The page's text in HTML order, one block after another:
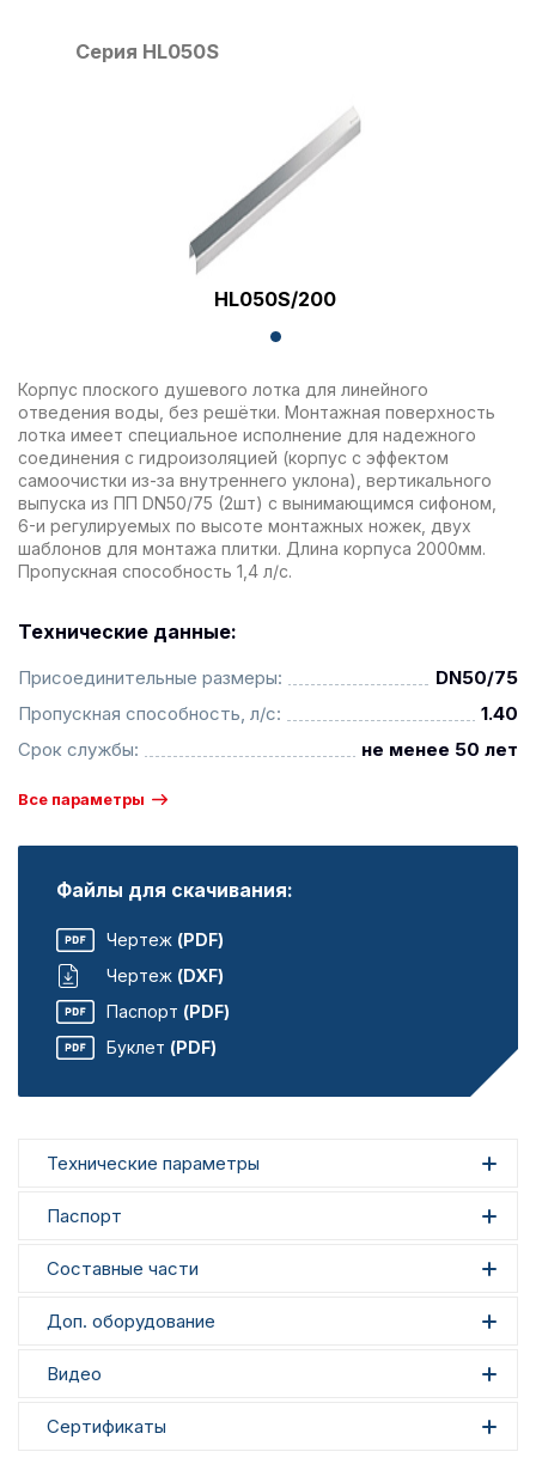
Серия HL050S
HL050S/200
Корпус плоского душевого лотка для линейного
отведения воды, без решётки. Монтажная поверхность
лотка имеет специальное исполнение для надежного
соединения с гидроизоляцией (корпус с эффектом
самоочистки из-за внутреннего уклона), вертикального
выпуска из ПП DN50/75 (2шт) с вынимающимся сифоном,
6-и регулируемых по высоте монтажных ножек, двух
шаблонов для монтажа плитки. Длина корпуса 2000мм.
Пропускная способность 1,4 л/с.
Технические данные:
Присоединительные размеры:
DN50/75
Пропускная способность, л/с:
1.40
Срок службы:
не менее 50 лет
Все параметры
Файлы для скачивания:
Чертеж (PDF)
Чертеж (DXF)
Паспорт (PDF)
Буклет (PDF)
Технические параметры
Паспорт
Составные части
Доп. оборудование
Видео
Сертификаты